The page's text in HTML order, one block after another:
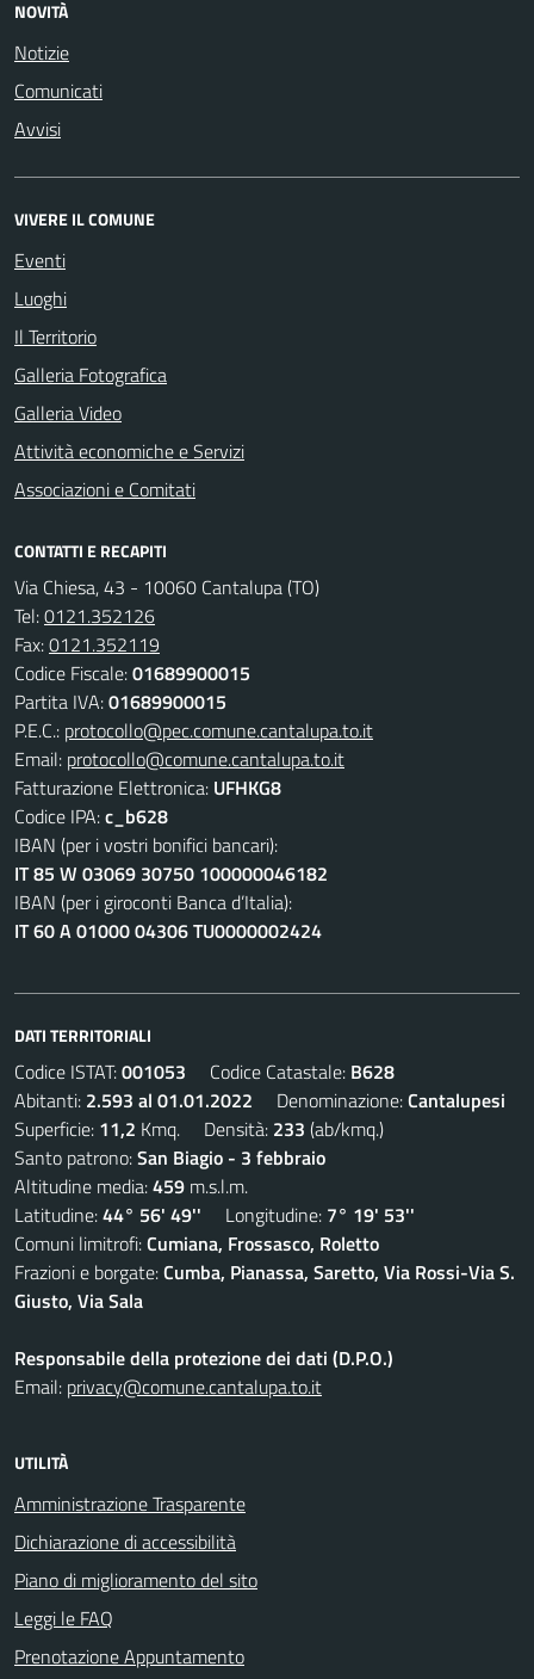
NOVITÀ
Notizie
Comunicati
Avvisi
VIVERE IL COMUNE
Eventi
Luoghi
Il Territorio
Galleria Fotografica
Galleria Video
Attività economiche e Servizi
Associazioni e Comitati
CONTATTI E RECAPITI
Via Chiesa, 43 - 10060 Cantalupa (TO)
Tel:0121.352126
Fax:0121.352119
Codice Fiscale:01689900015
Partita IVA:01689900015
P.E.C.: protocollo@pec.comune.cantalupa.to.it
Email: protocollo@comune.cantalupa.to.it
Fatturazione Elettronica: UFHKG8
Codice IPA:c_b628
IBAN (per i vostri bonifici bancari):
IT 85 W 03069 30750 100000046182
IBAN (per i giroconti Banca d’Italia):
IT 60 A 01000 04306 TU0000002424
DATI TERRITORIALI
Codice ISTAT:001053 Codice Catastale: B628
Abitanti: 2.593 al 01.01.2022 Denominazione:Cantalupesi
Superficie: 11,2 Kmq. Densità: 233 (ab/kmq.)
Santo patrono:San Biagio - 3 febbraio
Altitudine media:459 m.s.l.m.
Latitudine:44° 56' 49'' Longitudine: 7° 19' 53''
Comuni limitrofi:Cumiana, Frossasco, Roletto
Frazioni e borgate:Cumba, Pianassa, Saretto, Via Rossi-Via S.
Giusto, Via Sala
Responsabile della protezione dei dati (D.P.O.)
Email: privacy@comune.cantalupa.to.it
UTILITÀ
Amministrazione Trasparente
Dichiarazione di accessibilità
Piano di miglioramento del sito
Leggi le FAQ
Prenotazione Appuntamento